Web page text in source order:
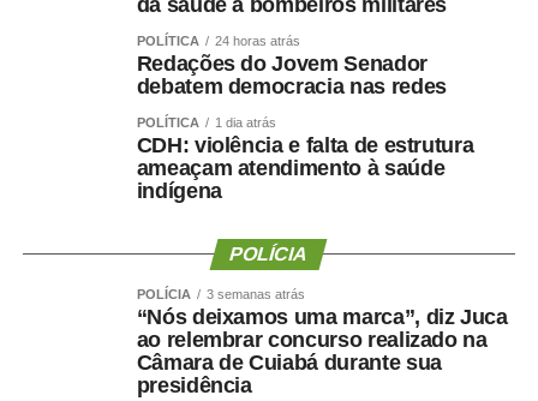
Durante a convenção do Novo, na quarta-feira (5), ele
chegou a descartar a possibilidade de uma nova
“Martelo batido, prego batido e ponta virada”, disse na
Novo, PL e MDB e afirmou que as siglas haviam chegado
A escolha de Farina representa uma mudança de última
hora na chapa de Wellington, depois de semanas de
negociações envolvendo a vaga de vice. Antes de ser
da saúde a bombeiros militares
POLÍTICA 24 horas atrás
Redações do Jovem Senador
debatem democracia nas redes
POLÍTICA 1 dia atrás
CDH: violência e falta de estrutura
ameaçam atendimento à saúde
indígena
POLÍCIA
POLÍCIA 3 semanas atrás
“Nós deixamos uma marca”, diz Juca
ao relembrar concurso realizado na
Câmara de Cuiabá durante sua
presidência